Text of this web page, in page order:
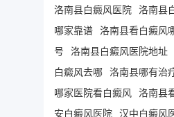
洛南县白癜风医院 洛南县
哪家靠谱 洛南县看白癜风
号 洛南县白癜风医院地址
白癜风去哪 洛南县哪有治
哪家医院看白癜风
洛南县
安白癜风医院 汉中白癜风